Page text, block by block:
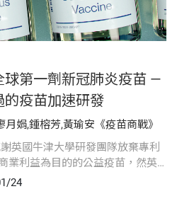
球第一劑新冠肺炎疫苗 —
的疫苗加速研發
娟,鍾榕芳,黃瑜安《疫苗商戰》
英國牛津大學研發團隊放棄專利
業利益為目的的公益疫苗，然英
時間內完成疫苗研發?
24